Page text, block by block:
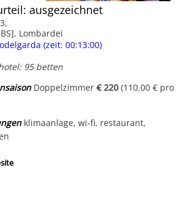
ausgezeichnet
Lombardei
(zeit: 00:13:00)
95 betten
Doppelzimmer€ 220 (110.00 € pro
klimaanlage, wi-fi, restaurant,